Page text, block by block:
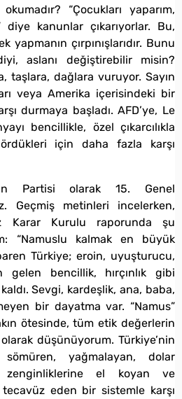
“Çocukları yaparım,
diye kanunlar çıkarıyorlar. Bu,
yapmanın çırpınışlarıdır. Bunu
aslanı değiştirebilir misin?
taşlara, dağlara vuruyor. Sayın
veya Amerika içerisindeki bir
durmaya başladı. AFD’ye, Le
bencillikle, özel çıkarcılıkla
için daha fazla karşı
Partisi olarak 15. Genel
Geçmiş metinleri incelerken,
Karar Kurulu raporunda şu
“Namuslu kalmak en büyük
Türkiye; eroin, uyuşturucu,
gelen bencillik, hırçınlık gibi
Sevgi, kardeşlik, ana, baba,
bir dayatma var. “Namus”
ötesinde, tüm etik değerlerin
düşünüyorum. Türkiye’nin
yağmalayan, dolar
zenginliklerine el koyan ve
eden bir sistemle karşı